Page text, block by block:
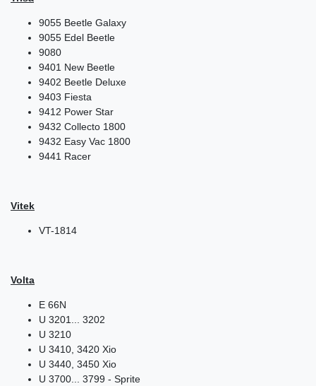
9055 Beetle Galaxy
9055 Edel Beetle
9080
9401 New Beetle
9402 Beetle Deluxe
9403 Fiesta
9412 Power Star
9432 Collecto 1800
9432 Easy Vac 1800
9441 Racer
Vitek
VT-1814
Volta
E 66N
U 3201... 3202
U 3210
U 3410, 3420 Xio
U 3440, 3450 Xio
U 3700... 3799 - Sprite